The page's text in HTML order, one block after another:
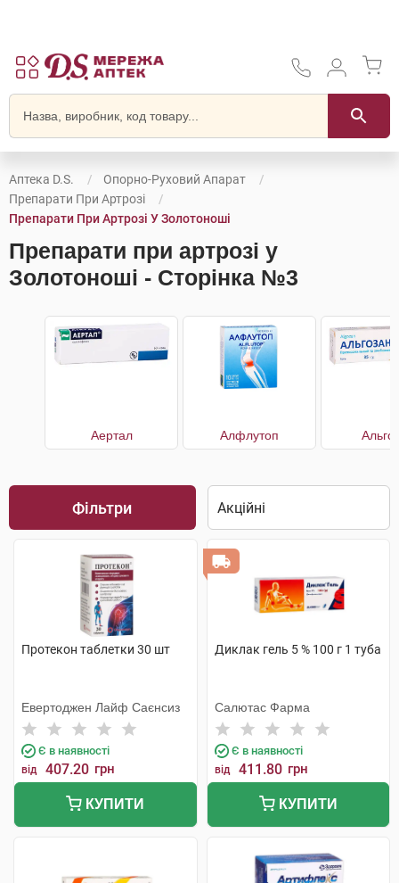
Аптека D.S.
Опорно-Руховий Апарат
Препарати При Артрозі
Препарати При Артрозі У Золотоноші
Препарати при артрозі у
Золотоноші - Сторінка №3
Аертал Алфлутоп
Фільтри
Протекон таблетки 30 шт
Евертоджен Лайф Саєнсиз
Є в наявності
від 407.20 грн
КУПИТИ
Диклак гель 5 % 100 г 1 туба
Салютас Фарма
Є в наявності
від 411.80 грн
КУПИТИ